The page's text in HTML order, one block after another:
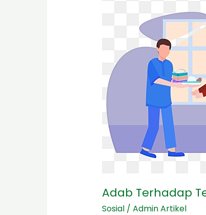
Adab Terhadap
Sosial/ Admin Artikel
Tetangga
islam